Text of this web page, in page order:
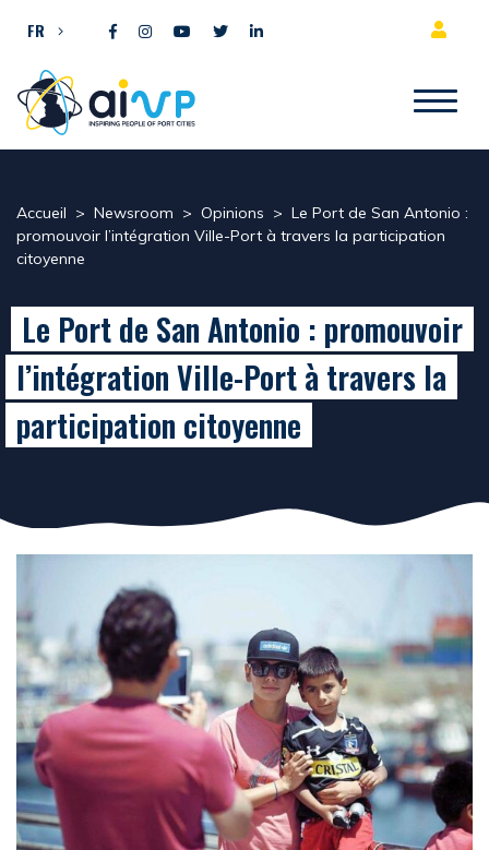
FR
Accueil > Newsroom > Opinions > Le Port de San Antonio :
promouvoir l’intégration Ville-Port à travers la participation
citoyenne
Le Port de San Antonio : promouvoir
l’intégration Ville-Port à travers la
participation citoyenne